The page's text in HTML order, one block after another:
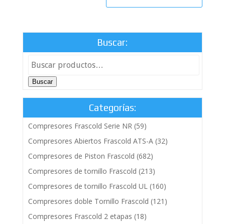
Buscar:
Buscar
Categorías:
Compresores Frascold Serie NR (59)
Compresores Abiertos Frascold ATS-A (32)
Compresores de Piston Frascold (682)
Compresores de tornillo Frascold (213)
Compresores de tornillo Frascold UL (160)
Compresores doble Tornillo Frascold (121)
Compresores Frascold 2 etapas (18)